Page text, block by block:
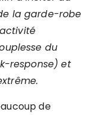
la garde-robe
du
response) et
de